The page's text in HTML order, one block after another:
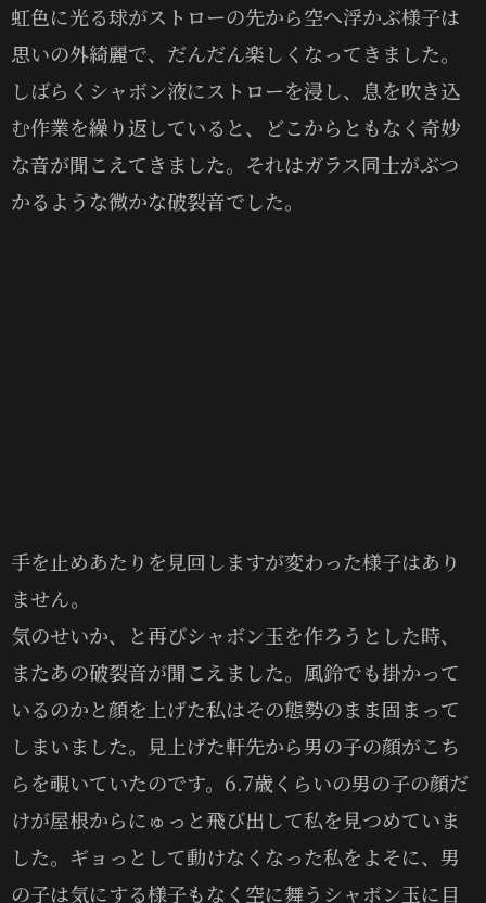
虹色に光る球がストローの先から空へ浮かぶ様子は
思いの外綺麗で、だんだん楽しくなってきました。
しばらくシャボン液にストローを浸し、息を吹き込
む作業を繰り返していると、どこからともなく奇妙
な音が聞こえてきました。それはガラス同士がぶつ
かるような微かな破裂音でした。
手を止めあたりを見回しますが変わった様子はあり
ません。
気のせいか、と再びシャボン玉を作ろうとした時、
またあの破裂音が聞こえました。風鈴でも掛かって
いるのかと顔を上げた私はその態勢のまま固まって
しまいました。見上げた軒先から男の子の顔がこち
らを覗いていたのです。6.7歳くらいの男の子の顔だ
けが屋根からにゅっと飛び出して私を見つめていま
した。ギョっとして動けなくなった私をよそに、男
の子は気にする様子もなく空に舞うシャボン玉に目